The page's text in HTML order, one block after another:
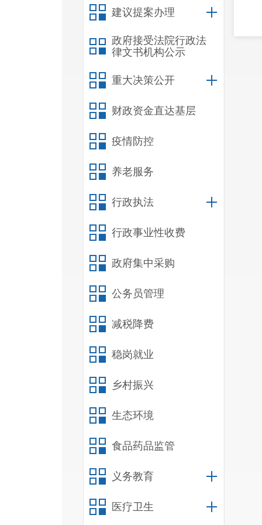
建议提案办理
政府接受法院行政法
律文书机构公示
重大决策公开
财政资金直达基层
疫情防控
养老服务
行政执法
行政事业性收费
政府集中采购
公务员管理
减税降费
稳岗就业
乡村振兴
生态环境
食品药品监管
义务教育
医疗卫生